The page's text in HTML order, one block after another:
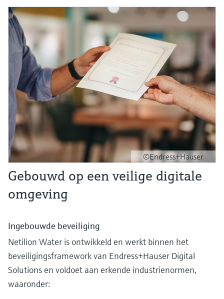
©Endress+Hauser
Gebouwd op een veilige digitale
omgeving
Ingebouwde beveiliging
Netilion Water is ontwikkeld en werkt binnen het
beveiligingsframework van Endress+Hauser Digital
Solutions en voldoet aan erkende industrienormen,
waaronder: